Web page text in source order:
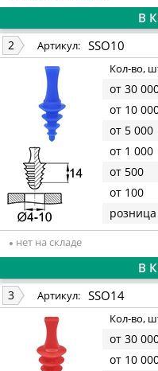
В
2 Артикул: SSO10
Кол-во,
от 30
от 10
от 5 000
от 1 000
от 500
от 100
розница
нет на складе
В
3 Артикул: SSO14
Кол-во,
от 30
от 10